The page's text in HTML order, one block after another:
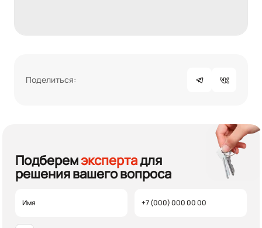
Поделиться:
Подберемэкспертадля
решения вашего вопроса